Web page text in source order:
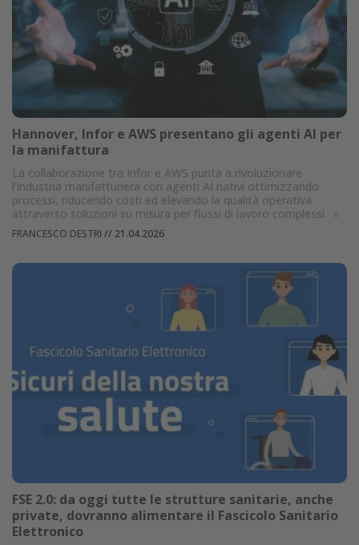
Hannover, Infor e AWS presentano gli agenti AI per
la manifattura
La collaborazione tra Infor e AWS punta a rivoluzionare
l'industria manifatturiera con agenti AI nativi ottimizzando
processi, riducendo costi ed elevando la qualità operativa
attraverso soluzioni su misura per flussi di lavoro complessi. »
FRANCESCO DESTRI // 21.04.2026
FSE 2.0: da oggi tutte le strutture sanitarie, anche
private, dovranno alimentare il Fascicolo Sanitario
Elettronico